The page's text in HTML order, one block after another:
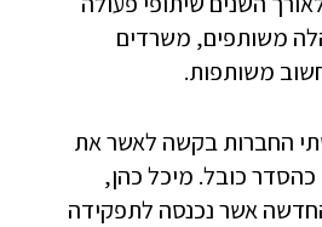
משותפים, משרדים
משותפות.
החברות בקשה לאשר את
כהסדר כובל. מיכל כהן,
אשר נכנסה לתפקידה